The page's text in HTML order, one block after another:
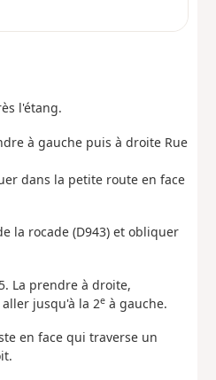
l'étang.
à gauche puis à droite Rue
dans la petite route en face
la rocade (D943) et obliquer
La prendre à droite,
jusqu'à la 2eà gauche.
en face qui traverse un